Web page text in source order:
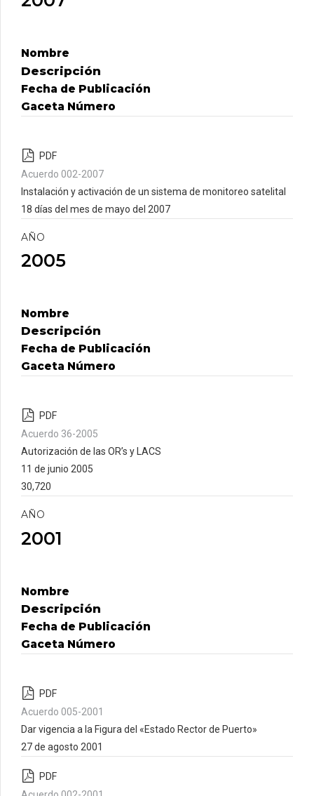
Nombre
Descripción
Fecha de Publicación
Gaceta Número
PDF
Acuerdo 002-2007
Instalación y activación de un sistema de monitoreo satelital
18 días del mes de mayo del 2007
AÑO
2005
Nombre
Descripción
Fecha de Publicación
Gaceta Número
PDF
Acuerdo 36-2005
Autorización de las OR’s y LACS
11 de junio 2005
30,720
AÑO
2001
Nombre
Descripción
Fecha de Publicación
Gaceta Número
PDF
Acuerdo 005-2001
Dar vigencia a la Figura del «Estado Rector de Puerto»
27 de agosto 2001
PDF